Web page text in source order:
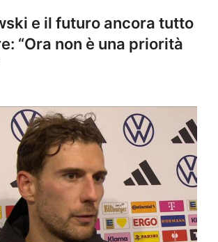
e il futuro ancora tutto
“Ora non è una priorità